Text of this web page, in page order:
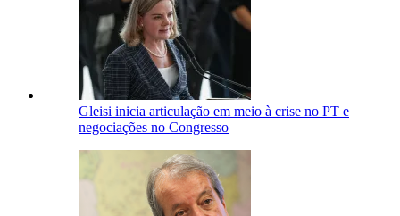
Gleisi inicia articulação em meio à crise no PT e
negociações no Congresso